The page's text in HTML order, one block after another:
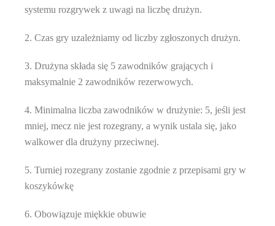
systemu rozgrywek z uwagi na liczbę drużyn.
2. Czas gry uzależniamy od liczby zgłoszonych drużyn.
3. Drużyna składa się 5 zawodników grających i
maksymalnie 2 zawodników rezerwowych.
4. Minimalna liczba zawodników w drużynie: 5, jeśli jest
mniej, mecz nie jest rozegrany, a wynik ustala się, jako
walkower dla drużyny przeciwnej.
5. Turniej rozegrany zostanie zgodnie z przepisami gry w
koszykówkę
6. Obowiązuje miękkie obuwie